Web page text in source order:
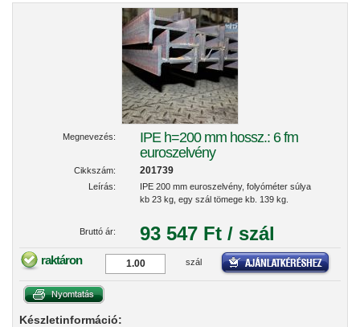
Megnevezés:
IPE h=200 mm hossz.: 6 fm
euroszelvény
Cikkszám: 201739
Leírás:
IPE 200 mm euroszelvény, folyóméter súlya
kb 23 kg, egy szál tömege kb. 139 kg.
Bruttó ár: 93 547 Ft / szál
raktáron szál
Készletinformáció: